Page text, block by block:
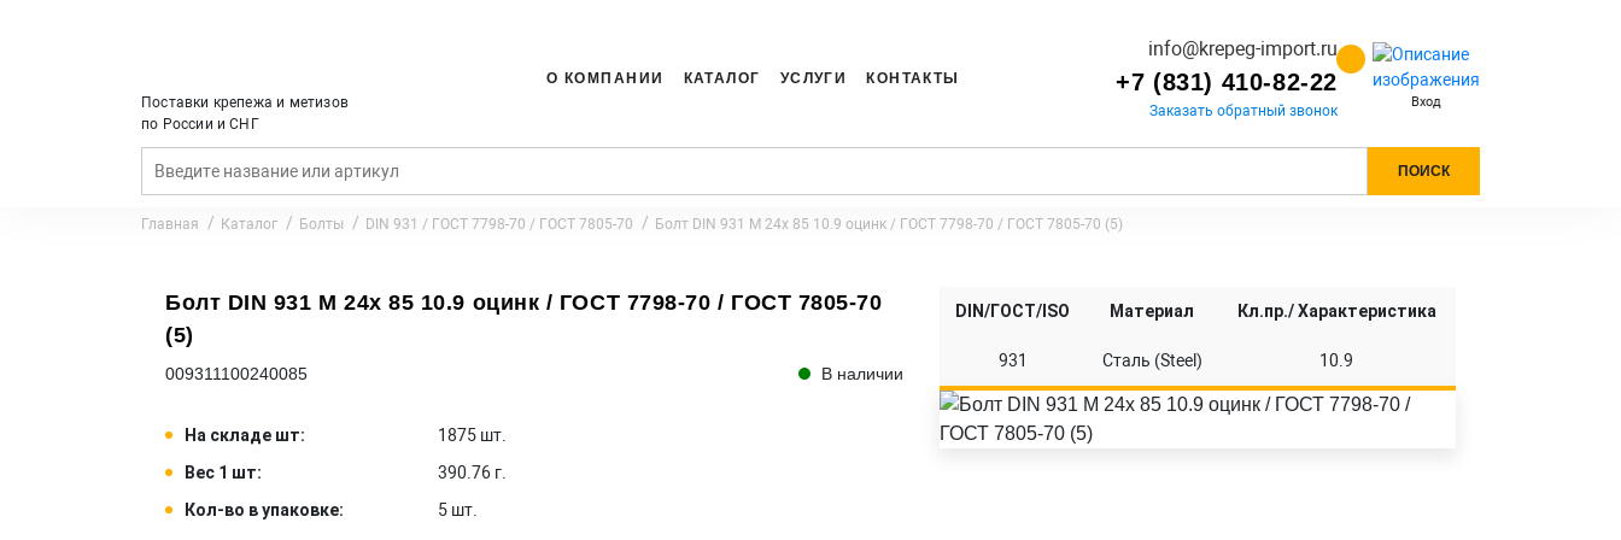
Поставки крепежа и метизов
по России и СНГ
О КОМПАНИИ КАТАЛОГ УСЛУГИ КОНТАКТЫ
info@krepeg-import.ru
+7 (831) 410-82-22
Заказать обратный звонок Вход
ПОИСК
Главная Каталог Болты DIN 931 / ГОСТ 7798-70 / ГОСТ 7805-70 Болт DIN 931 M 24x 85 10.9 оцинк / ГОСТ 7798-70 / ГОСТ 7805-70 (5)
Болт DIN 931 M 24x 85 10.9 оцинк / ГОСТ 7798-70 / ГОСТ 7805-70
(5)
009311100240085 В наличии
На складе шт:
1875 шт.
Вес 1 шт:
390.76 г.
Кол-во в упаковке:
5 шт.
DIN/ГОСТ/ISO Материал Кл.пр./ Характеристика
931 Сталь (Steel) 10.9